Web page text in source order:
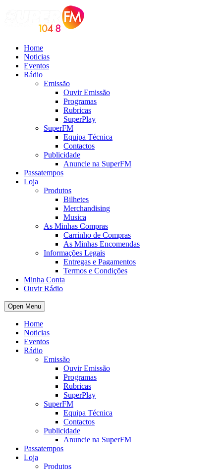
Home
Noticias
Eventos
Rádio
Emissão
Ouvir Emissão
Programas
Rubricas
SuperPlay
SuperFM
Equipa Técnica
Contactos
Publicidade
Anuncie na SuperFM
Passatempos
Loja
Produtos
Bilhetes
Merchandising
Musica
As Minhas Compras
Carrinho de Compras
As Minhas Encomendas
Informações Legais
Entregas e Pagamentos
Termos e Condições
Minha Conta
Ouvir Rádio
Open Menu
Home
Noticias
Eventos
Rádio
Emissão
Ouvir Emissão
Programas
Rubricas
SuperPlay
SuperFM
Equipa Técnica
Contactos
Publicidade
Anuncie na SuperFM
Passatempos
Loja
Produtos